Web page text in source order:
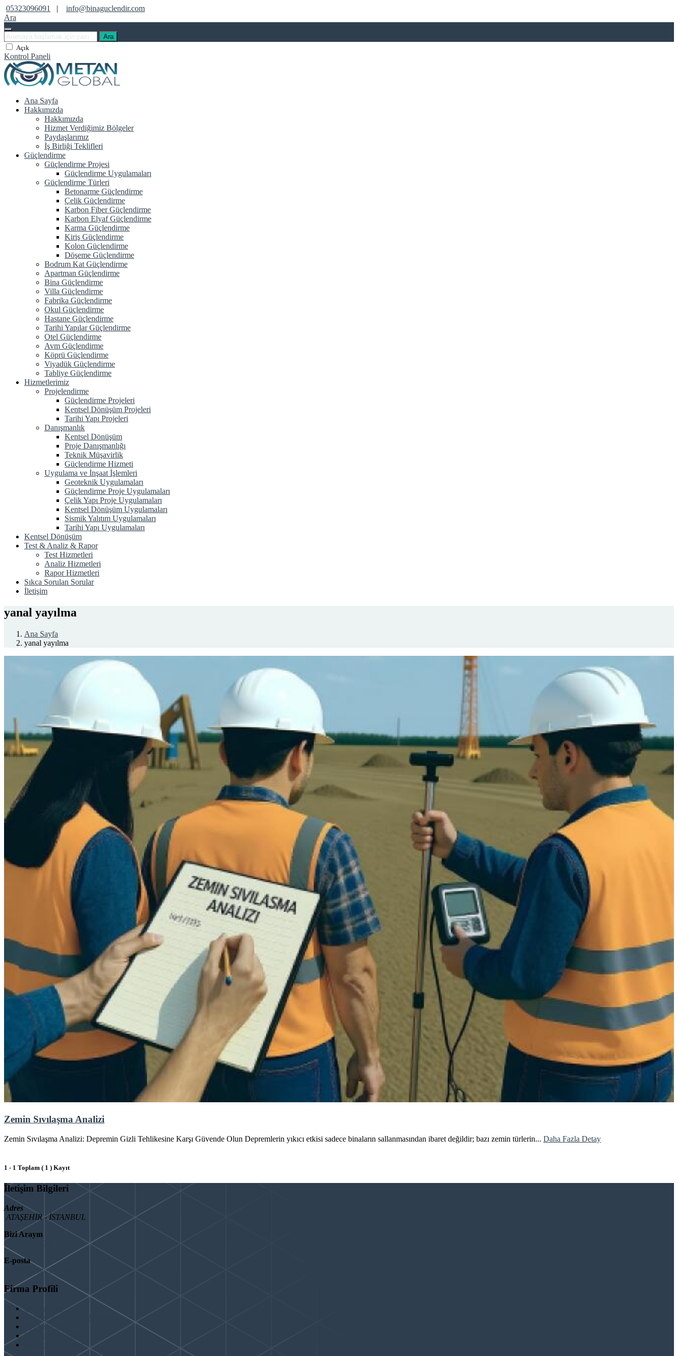
05323096091 |
info@binaguclendir.com
Ara
Ara
Açık
Kontrol Paneli
Ana Sayfa
Hakkımızda
Hakkımızda
Hizmet Verdiğimiz Bölgeler
Paydaşlarımız
İş Birliği Teklifleri
Güçlendirme
Güçlendirme Projesi
Güçlendirme Uygulamaları
Güçlendirme Türleri
Betonarme Güçlendirme
Çelik Güçlendirme
Karbon Fiber Güçlendirme
Karbon Elyaf Güçlendirme
Karma Güçlendirme
Kiriş Güçlendirme
Kolon Güçlendirme
Döşeme Güçlendirme
Bodrum Kat Güçlendirme
Apartman Güçlendirme
Bina Güçlendirme
Villa Güçlendirme
Fabrika Güçlendirme
Okul Güçlendirme
Hastane Güçlendirme
Tarihi Yapılar Güçlendirme
Otel Güçlendirme
Avm Güçlendirme
Köprü Güçlendirme
Viyadük Güçlendirme
Tabliye Güçlendirme
Hizmetlerimiz
Projelendirme
Güçlendirme Projeleri
Kentsel Dönüşüm Projeleri
Tarihi Yapı Projeleri
Danışmanlık
Kentsel Dönüşüm
Proje Danışmanlığı
Teknik Müşavirlik
Güçlendirme Hizmeti
Uygulama ve İnşaat İşlemleri
Geoteknik Uygulamaları
Güçlendirme Proje Uygulamaları
Çelik Yapı Proje Uygulamaları
Kentsel Dönüşüm Uygulamaları
Sismik Yalıtım Uygulamaları
Tarihi Yapı Uygulamaları
Kentsel Dönüşüm
Test & Analiz & Rapor
Test Hizmetleri
Analiz Hizmetleri
Rapor Hizmetleri
Sıkca Sorulan Sorular
İletişim
yanal yayılma
Ana Sayfa
yanal yayılma
Zemin Sıvılaşma Analizi
Zemin Sıvılaşma Analizi: Depremin Gizli Tehlikesine Karşı Güvende Olun Depremlerin yıkıcı etkisi sadece binaların sallanmasından ibaret değildir; bazı zemin türlerin... Daha Fazla Detay
1 - 1 Toplam ( 1 ) Kayıt
İletişim Bilgileri
Adres
ATAŞEHİR - İSTANBUL
Bizi Arayın
E-posta
info@binaguclendir.com
Firma Profili
Hakkımızda
Hizmet Verdiğimiz Bölgeler
Paydaşlarımız
İş Birliği Teklifleri
Şartlar ve Koşullar